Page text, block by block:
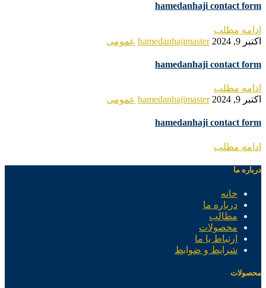
hamedanhaji contact form
ادامه مطلب
اکتبر 9, 2024
hamedanhajimaster عمومی
hamedanhaji contact form
ادامه مطلب
اکتبر 9, 2024
hamedanhajimaster عمومی
hamedanhaji contact form
ادامه مطلب
درباره ما
خانه
درباره ما
مطالب
محصولات
ارتباط با ما
شرایط و ضوابط
محصولات